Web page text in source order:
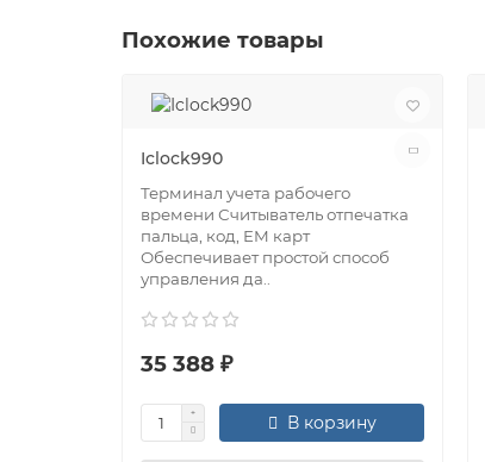
Похожие товары
Iclock990
Терминал учета рабочего
времени Считыватель отпечатка
пальца, код, EM карт
Обеспечивает простой способ
управления да..
35 388 ₽
В корзину